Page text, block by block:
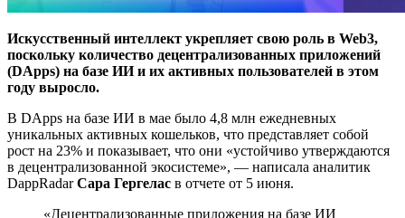
Искусственный интеллект укрепляет свою роль в Web3,
поскольку количество децентрализованных приложений
(DApps) на базе ИИ и их активных пользователей в этом
году выросло.
В DApps на базе ИИ в мае было 4,8 млн ежедневных
уникальных активных кошельков, что представляет собой
рост на 23% и показывает, что они «устойчиво утверждаются
в децентрализованной экосистеме», — написала аналитик
DappRadarСара Гергелас в отчете от 5 июня.
«Децентрализованные приложения на базе ИИ